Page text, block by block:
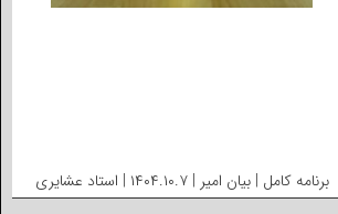
برنامه کامل | بیان امیر | ۱۴۰۴.۱۰.۷ | استاد عشایری